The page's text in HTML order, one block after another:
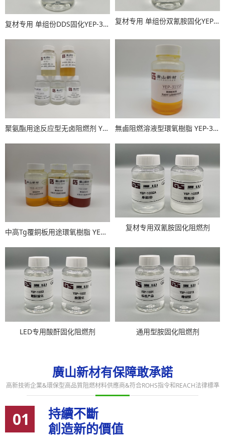
复材专用 单组份DDS固化YEP-3015S 复材专用 单组份双氰胺固化YEP-3015D
聚氨酯用途反应型无卤阻燃剂 YSP-1022、YSP-1011、YSP-1012/1012W 、YSP-1010 無鹵阻燃溶液型環氧樹脂 YEP-3155P
中高Tg覆銅板用途環氧樹脂 YEB-4155P＆YEB-4175P＆YEB-4185P 复材专用双氰胺固化阻燃剂
LED专用酸酐固化阻燃剂 通用型胺固化阻燃剂
廣山新材有保障敢承諾
高新技術企業&環保型高品質阻燃材料供應商&符合ROHS指令和REACH法律標準
01
持續不斷
創造新的價值